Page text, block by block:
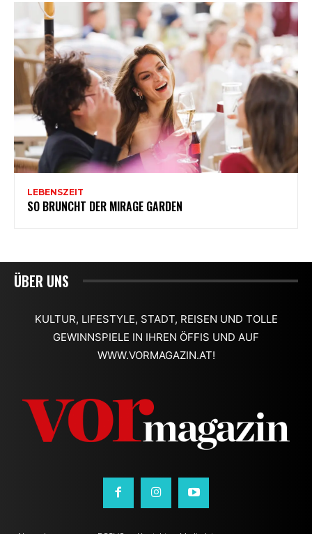
ÜBER UNS
KULTUR, LIFESTYLE, STADT, REISEN UND TOLLE
GEWINNSPIELE IN IHREN ÖFFIS UND AUF
WWW.VORMAGAZIN.AT!